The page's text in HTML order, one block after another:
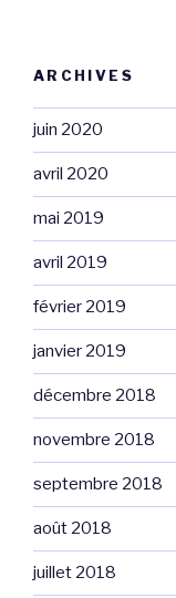
ARCHIVES
juin 2020
avril 2020
mai 2019
avril 2019
février 2019
janvier 2019
décembre 2018
novembre 2018
septembre 2018
août 2018
juillet 2018